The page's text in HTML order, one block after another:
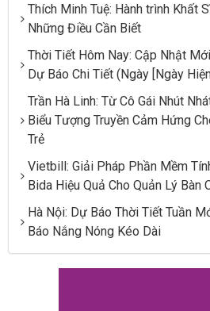
Thích Minh Tuệ: Hành trình Khất
Những Điều Cần Biết
Thời Tiết Hôm Nay: Cập Nhật
Dự Báo Chi Tiết (Ngày [Ngày
Trần Hà Linh: Từ Cô Gái Nhút
Biểu Tượng Truyền Cảm Hứng
Trẻ
Vietbill: Giải Pháp Phần Mềm
Bida Hiệu Quả Cho Quản Lý Bàn
Hà Nội: Dự Báo Thời Tiết Tuần
Báo Nắng Nóng Kéo Dài